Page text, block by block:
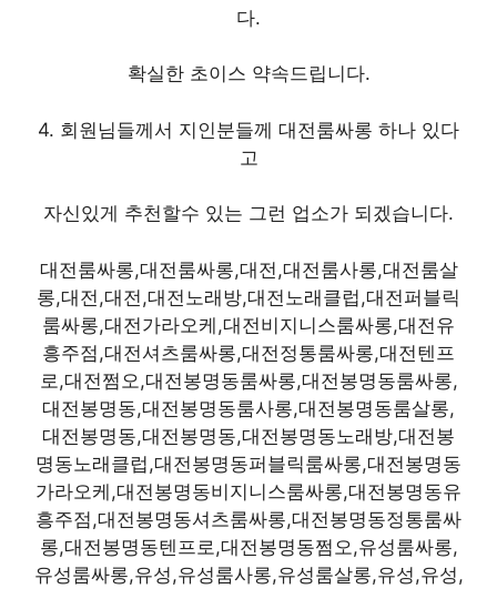
다.
확실한 초이스 약속드립니다.
4. 회원님들께서 지인분들께 대전룸싸롱 하나 있다
고
자신있게 추천할수 있는 그런 업소가 되겠습니다.
대전룸싸롱,대전룸싸롱,대전,대전룸사롱,대전룸살
롱,대전,대전,대전노래방,대전노래클럽,대전퍼블릭
룸싸롱,대전가라오케,대전비지니스룸싸롱,대전유
흥주점,대전셔츠룸싸롱,대전정통룸싸롱,대전텐프
로,대전쩜오,대전봉명동룸싸롱,대전봉명동룸싸롱,
대전봉명동,대전봉명동룸사롱,대전봉명동룸살롱,
대전봉명동,대전봉명동,대전봉명동노래방,대전봉
명동노래클럽,대전봉명동퍼블릭룸싸롱,대전봉명동
가라오케,대전봉명동비지니스룸싸롱,대전봉명동유
흥주점,대전봉명동셔츠룸싸롱,대전봉명동정통룸싸
롱,대전봉명동텐프로,대전봉명동쩜오,유성룸싸롱,
유성룸싸롱,유성,유성룸사롱,유성룸살롱,유성,유성,